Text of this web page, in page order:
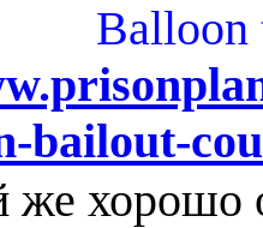
bailout-
же хорошо